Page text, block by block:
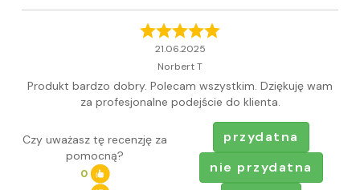
21.06.2025
Norbert T
Produkt bardzo dobry. Polecam wszystkim. Dziękuję wam
za profesjonalne podejście do klienta.
Czy uważasz tę recenzję za
pomocną?
0
przydatna
nie przydatna